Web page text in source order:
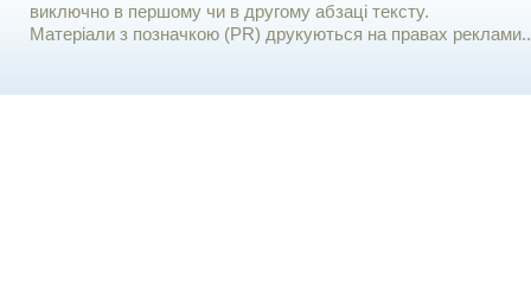
виключно в першому чи в другому абзаці тексту.
Матеріали з позначкою (PR) друкуються на правах реклами..